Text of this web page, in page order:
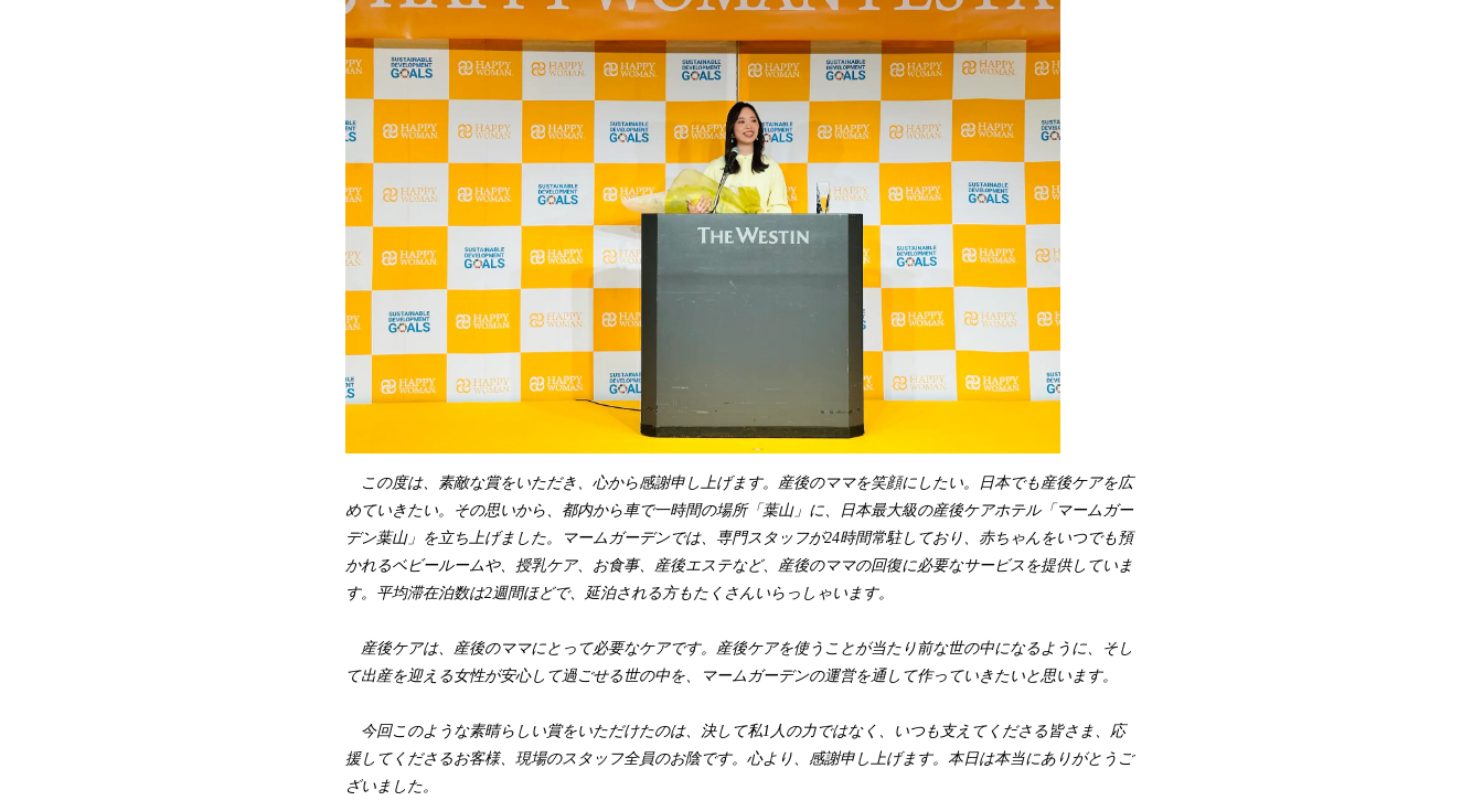
この度は、素敵な賞をいただき、心から感謝申し上げます。産後のママを笑顔にしたい。日本でも産後ケアを広
めていきたい。その思いから、都内から車で一時間の場所「葉山」に、日本最大級の産後ケアホテル「マームガー
デン葉山」を立ち上げました。マームガーデンでは、専門スタッフが24時間常駐しており、赤ちゃんをいつでも預
かれるベビールームや、授乳ケア、お食事、産後エステなど、産後のママの回復に必要なサービスを提供していま
す。平均滞在泊数は2週間ほどで、延泊される方もたくさんいらっしゃいます。
産後ケアは、産後のママにとって必要なケアです。産後ケアを使うことが当たり前な世の中になるように、そし
て出産を迎える女性が安心して過ごせる世の中を、マームガーデンの運営を通して作っていきたいと思います。
今回このような素晴らしい賞をいただけたのは、決して私1人の力ではなく、いつも支えてくださる皆さま、応
援してくださるお客様、現場のスタッフ全員のお陰です。心より、感謝申し上げます。本日は本当にありがとうご
ざいました。